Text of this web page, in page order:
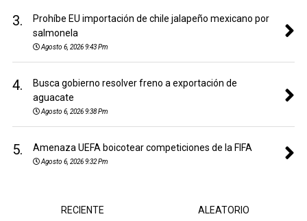
3.
Prohíbe EU importación de chile jalapeño mexicano por
salmonela
Agosto 6, 2026 9:43 Pm
4.
Busca gobierno resolver freno a exportación de
aguacate
Agosto 6, 2026 9:38 Pm
5. Amenaza UEFA boicotear competiciones de la FIFA
Agosto 6, 2026 9:32 Pm
RECIENTE ALEATORIO